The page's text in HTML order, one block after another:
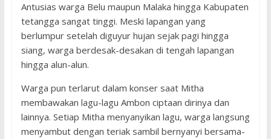
Antusias warga Belu maupun Malaka hingga Kabupaten
tetangga sangat tinggi. Meski lapangan yang
berlumpur setelah diguyur hujan sejak pagi hingga
siang, warga berdesak-desakan di tengah lapangan
hingga alun-alun.
Warga pun terlarut dalam konser saat Mitha
membawakan lagu-lagu Ambon ciptaan dirinya dan
lainnya. Setiap Mitha menyanyikan lagu, warga langsung
menyambut dengan teriak sambil bernyanyi bersama-